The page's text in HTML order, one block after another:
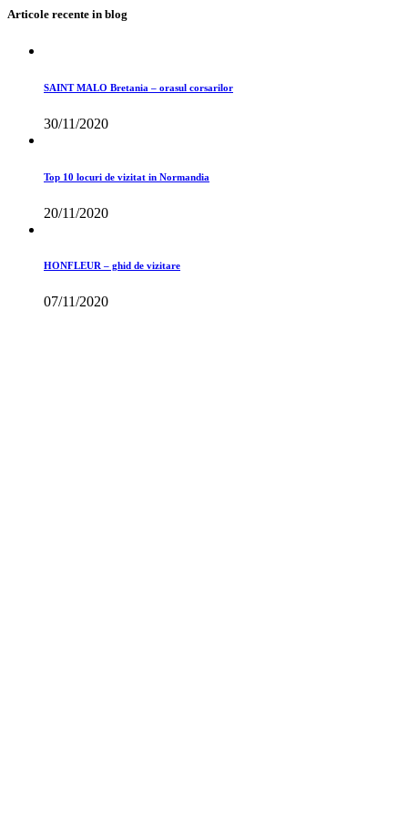
Articole recente in blog
SAINT MALO Bretania – orasul corsarilor
30/11/2020
Top 10 locuri de vizitat in Normandia
20/11/2020
HONFLEUR – ghid de vizitare
07/11/2020